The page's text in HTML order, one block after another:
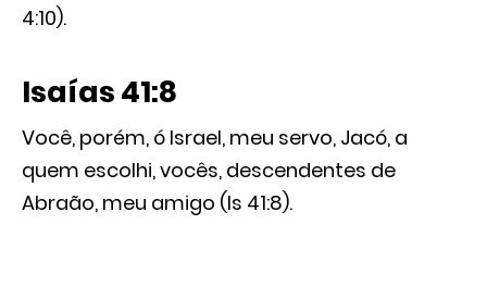
4:10).
Isaías 41:8
Você, porém, ó Israel, meu servo, Jacó, a
quem escolhi, vocês, descendentes de
Abraão, meu amigo (Is 41:8).